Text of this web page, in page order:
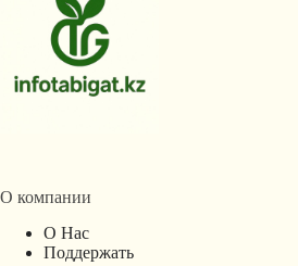
О компании
О Нас
Поддержать